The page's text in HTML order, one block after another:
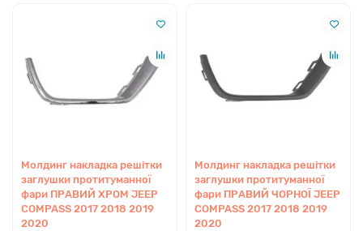
Молдинг накладка решітки
заглушки протитуманної
фари ПРАВИЙ ХРОМ JEEP
COMPASS 2017 2018 2019
2020
Молдинг накладка решітки
заглушки протитуманної
фари ПРАВИЙ ЧОРНОЇ JEEP
COMPASS 2017 2018 2019
2020